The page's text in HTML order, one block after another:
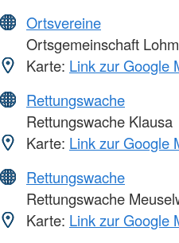
Ortsvereine
Ortsgemeinschaft
Karte: Link zur Google
Rettungswache
Rettungswache Klausa
Karte: Link zur Google
Rettungswache
Rettungswache
Karte: Link zur Google